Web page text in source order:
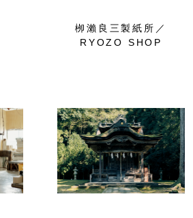
栁瀨良三製紙所／
RYOZO SHOP